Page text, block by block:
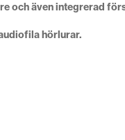
och även integrerad
hörlurar.